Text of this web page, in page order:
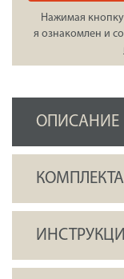
Нажимая кнопку
я ознакомлен и
ОПИСАНИЕ